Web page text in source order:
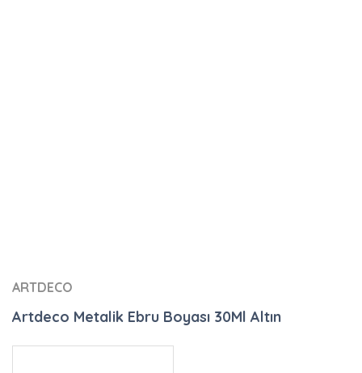
ARTDECO
Artdeco Metalik Ebru Boyası 30Ml Altın